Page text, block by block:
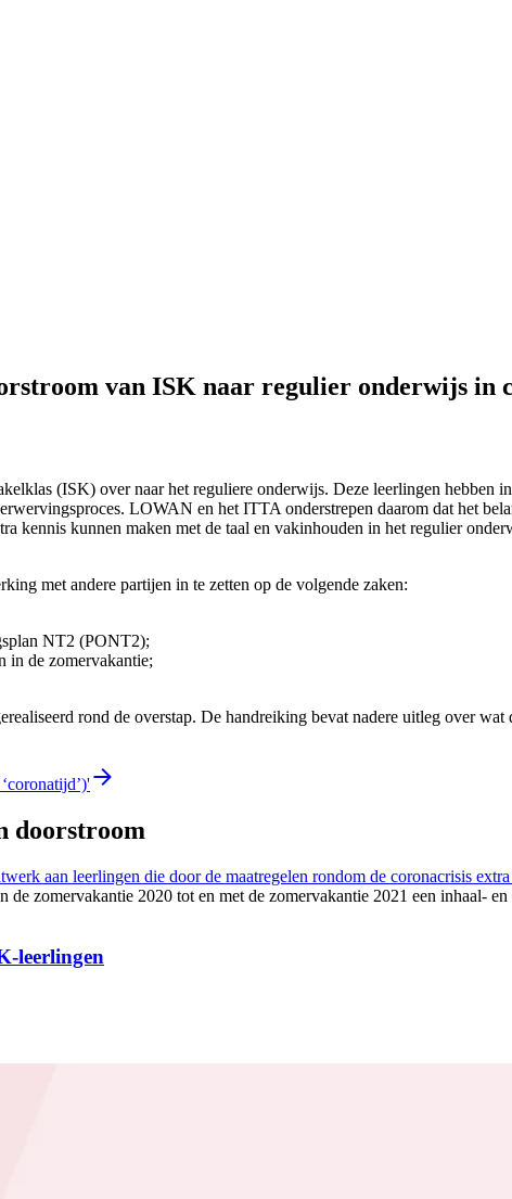
van ISK naar regulier onderwijs in
(ISK) over naar het reguliere onderwijs. Deze leerlingen hebben
LOWAN en het ITTA onderstrepen daarom dat het
kennis kunnen maken met de taal en vakinhouden in het regulier
met andere partijen in te zetten op de volgende zaken:
NT2 (PONT2);
in de zomervakantie;
rond de overstap. De handreiking bevat nadere uitleg over
doorstroom
aan leerlingen die door de maatregelen rondom de coronacrisis
zomervakantie 2020 tot en met de zomervakantie 2021 een inhaal-
leerlingen